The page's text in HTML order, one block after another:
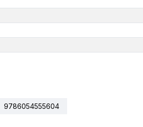
9786054555604